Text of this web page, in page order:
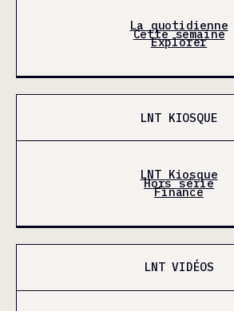
La quotidienne
Cette semaine
Explorer
LNT KIOSQUE
LNT Kiosque
Hors série
Finance
LNT VIDÉOS